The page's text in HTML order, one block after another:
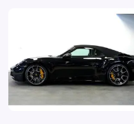
Bots Waarschuwings
Buitenspiegels in
Burmester Audio
Ceramic Composite
Climate control links/